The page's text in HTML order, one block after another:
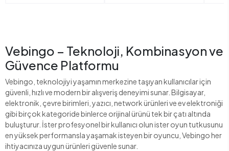
Vebingo – Teknoloji, Kombinasyon ve
Güvence Platformu
Vebingo, teknolojiyi yaşamın merkezine taşıyan kullanıcılar için
güvenli, hızlı ve modern bir alışveriş deneyimi sunar. Bilgisayar,
elektronik, çevre birimleri, yazıcı, network ürünleri ve ev elektroniği
gibi birçok kategoride binlerce orijinal ürünü tek bir çatı altında
buluşturur. İster profesyonel bir kullanıcı olun ister oyun tutkusunu
en yüksek performansla yaşamak isteyen bir oyuncu, Vebingo her
ihtiyacınıza uygun ürünleri güvenle sunar.